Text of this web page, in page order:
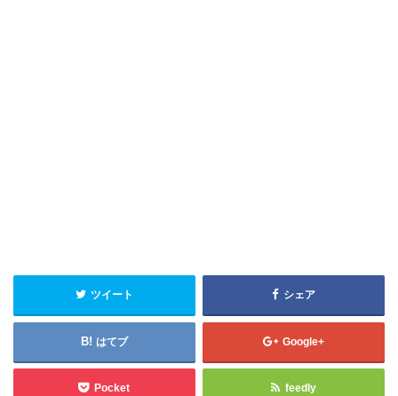
ツイート シェア
はてブ Google+
Pocket feedly